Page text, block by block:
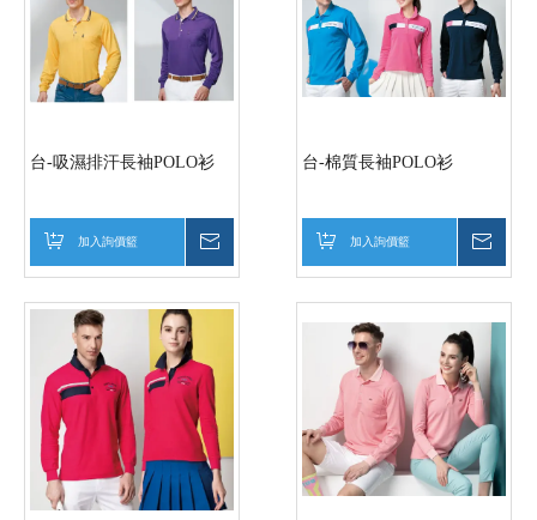
台-吸濕排汗長袖POLO衫
加入詢價籃
台-棉質長袖POLO衫
加入詢價籃